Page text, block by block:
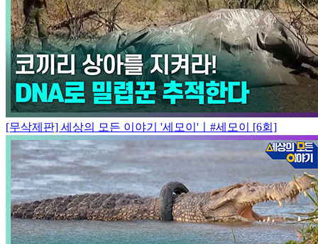
[무삭제판] 세상의 모든 이야기 '세모이'ㅣ#세모이 [6회]